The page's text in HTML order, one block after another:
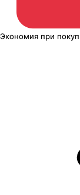
Экономия при